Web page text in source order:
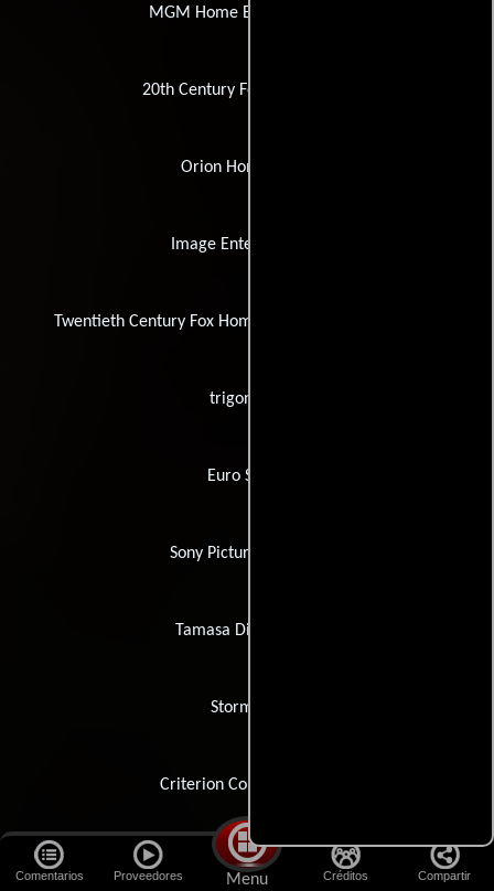
Comentarios Proveedores Menu Créditos Compartir
MGM Home Entertainment
20th Century Fox of Germany
Orion Home Video
Image Entertainment
Twentieth Century Fox Home Entertainment Germany
trigon-film
Euro Space
Sony Pictures Classics
Tamasa Distribution
Stormovie
Criterion Collection, The
Flashstar